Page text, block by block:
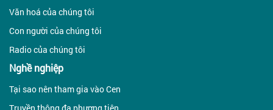
Văn hoá của chúng tôi
Con người của chúng tôi
Radio của chúng tôi
Nghề nghiệp
Tại sao nên tham gia vào Cen